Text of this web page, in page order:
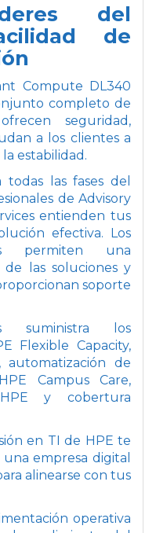
del
de
Compute DL340
completo de
seguridad,
a los clientes a
estabilidad.
todas las fases del
de Advisory
entienden tus
efectiva. Los
permiten una
de las soluciones y
soporte
suministra los
Flexible Capacity,
automatización de
Campus Care,
y cobertura
en TI de HPE te
empresa digital
alinearse con tus
operativa